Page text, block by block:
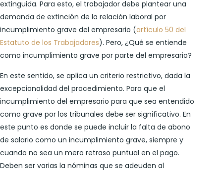
extinguida. Para esto, el trabajador debe plantear una
demanda de extinción de la relación laboral por
incumplimiento grave del empresario (artículo 50 del
Estatuto de los Trabajadores). Pero, ¿Qué se entiende
como incumplimiento grave por parte del empresario?
En este sentido, se aplica un criterio restrictivo, dada la
excepcionalidad del procedimiento. Para que el
incumplimiento del empresario para que sea entendido
como grave por los tribunales debe ser significativo. En
este punto es donde se puede incluir la falta de abono
de salario como un incumplimiento grave, siempre y
cuando no sea un mero retraso puntual en el pago.
Deben ser varias la nóminas que se adeuden al